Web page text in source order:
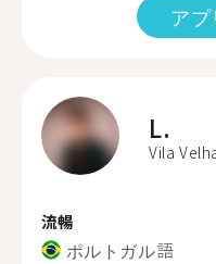
ア
L.
Vila
流暢
ポルトガル語